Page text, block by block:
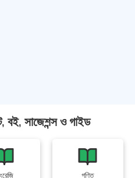
বই, সাজেশন্স ও গাইড
গণিত